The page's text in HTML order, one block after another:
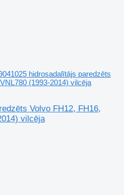
hidrosadalītājs paredzēts
(1993-2014) vilcēja
Volvo FH12, FH16,
vilcēja